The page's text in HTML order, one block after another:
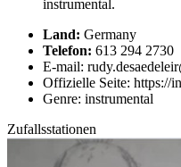
instrumental.
Land: Germany
Telefon: 613 294 2730
E-mail:
Offizielle Seite: https://
Genre: instrumental
Zufallsstationen